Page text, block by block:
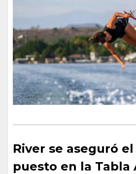
River se aseguró
puesto en la Tabla